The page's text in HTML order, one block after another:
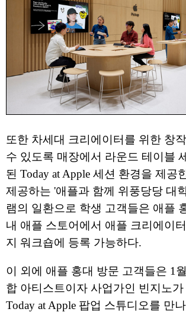
또한 차세대 크리에이터를 위한 창
수 있도록 매장에서 라운드 테이블
된 Today at Apple 세션 환경을 제공
제공하는 '애플과 함께 위풍당당 대
램의 일환으로 학생 고객들은 애플
내 애플 스토어에서 애플 크리에이
지 워크숍에 등록 가능하다.
이 외에 애플 홍대 방문 고객들은 1
합 아티스트이자 사업가인 빈지노
Today at Apple 팝업 스튜디오를 만